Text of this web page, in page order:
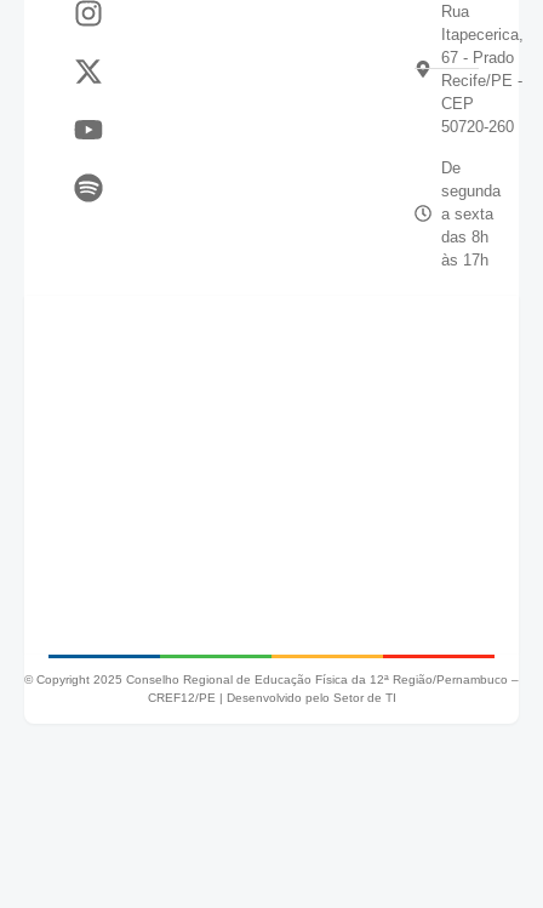
Rua
Itapecerica,
67 - Prado
Recife/PE -
CEP
50720-260
De
segunda
a sexta
das 8h
às 17h
© Copyright 2025 Conselho Regional de Educação Física da 12ª Região/Pernambuco –
CREF12/PE | Desenvolvido pelo Setor de TI